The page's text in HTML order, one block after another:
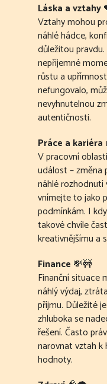
Láska a vztahy
Vztahy mohou
náhlé hádce,
důležitou
nepříjemné
růstu a
nefungovalo,
nevyhnutelnou
autentičnosti.
Práce a kariéra
V pracovní
událost – změna
náhlé rozhodnutí
vnímejte to jako
podmínkám. I
takové chvíle
kreativnějšímu a
Finance 💸🚧
Finanční situace
náhlý výdaj,
příjmu. Důležité
zhluboka se
řešení. Často
narovnat vztah
hodnoty.